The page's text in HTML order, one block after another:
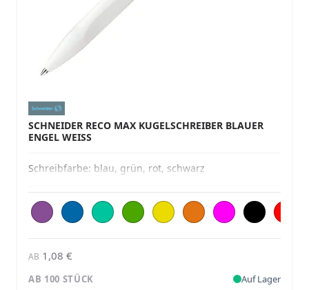
SCHNEIDER RECO MAX KUGELSCHREIBER BLAUER
ENGEL WEISS
Schreibfarbe: blau, grün, rot, schwarz
AB 1,08 €
AB 100 STÜCK Auf Lager